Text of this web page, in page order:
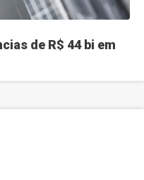
de R$ 44 bi em